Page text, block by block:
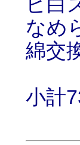
なめ
綿交
小計